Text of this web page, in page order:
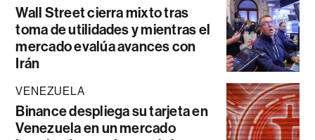
Wall Street cierra mixto tras
toma de utilidades y mientras el
mercado evalúa avances con
Irán
VENEZUELA
Binance despliega su tarjeta en
Venezuela en un mercado